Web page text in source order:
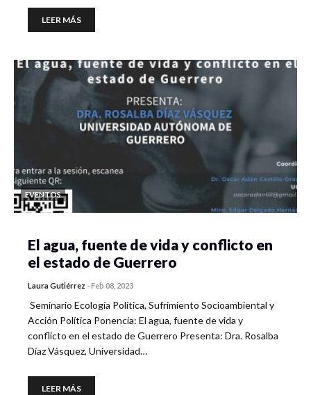
LEER MÁS
EVENTOS
El agua, fuente de vida y conflicto en
el estado de Guerrero
Laura Gutiérrez -Feb 08, 2023
Seminario Ecología Política, Sufrimiento Socioambiental y
Acción Política Ponencia: El agua, fuente de vida y
conflicto en el estado de Guerrero Presenta: Dra. Rosalba
Díaz Vásquez, Universidad…
LEER MÁS